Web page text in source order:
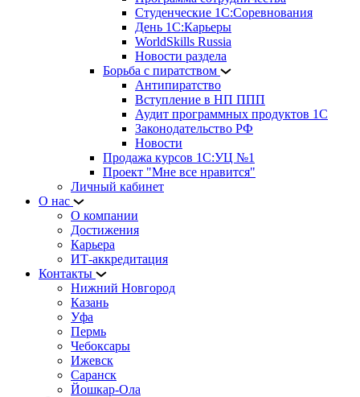
Студенческие 1С:Соревнования
День 1С:Карьеры
WorldSkills Russia
Новости раздела
Борьба с пиратством
Антипиратство
Вступление в НП ППП
Аудит программных продуктов 1С
Законодательство РФ
Новости
Продажа курсов 1С:УЦ №1
Проект "Мне все нравится"
Личный кабинет
О нас
О компании
Достижения
Карьера
ИТ-аккредитация
Контакты
Нижний Новгород
Казань
Уфа
Пермь
Чебоксары
Ижевск
Саранск
Йошкар-Ола